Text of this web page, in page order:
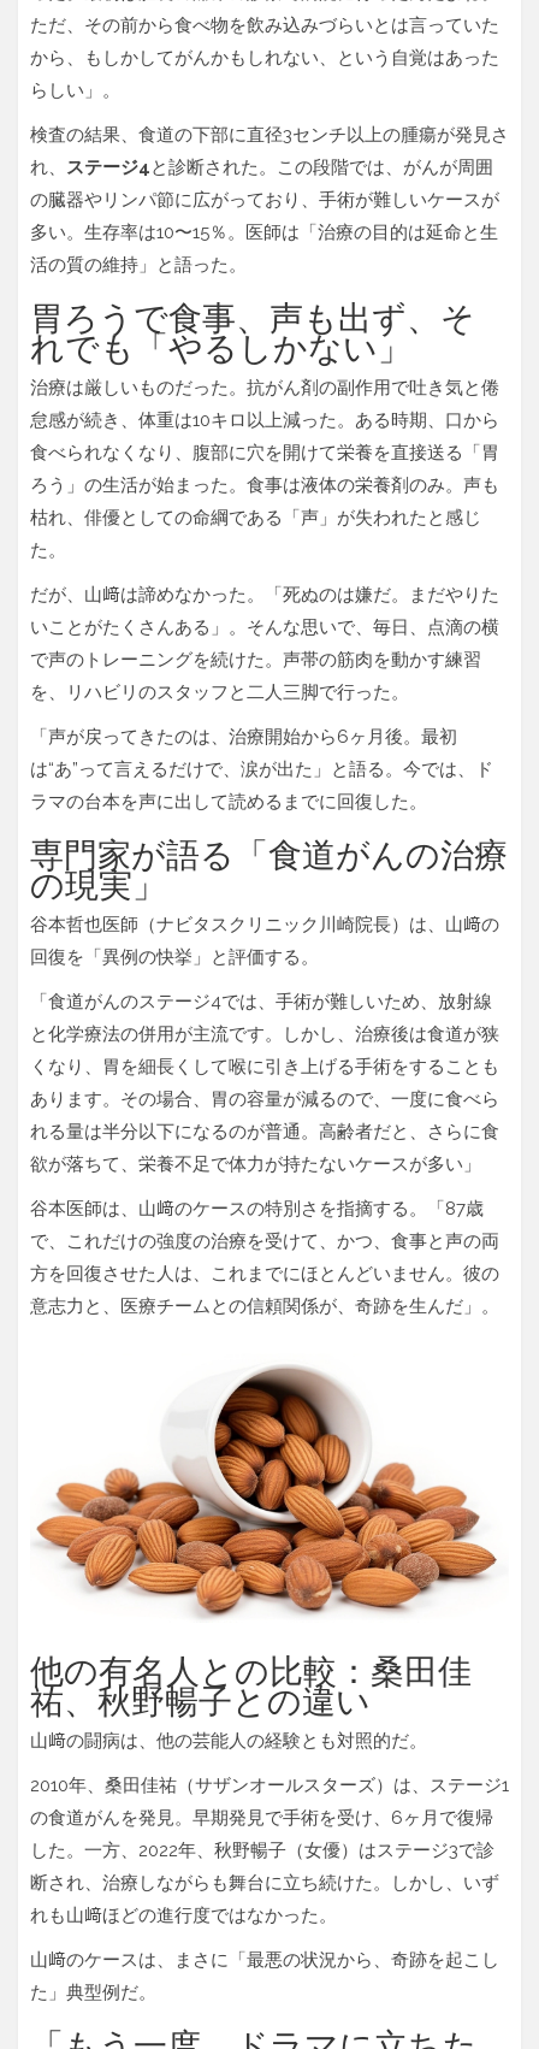
ただ、その前から食べ物を飲み込みづらいとは言っていた
から、もしかしてがんかもしれない、という自覚はあった
らしい」。
検査の結果、食道の下部に直径3センチ以上の腫瘍が発見さ
れ、 ステージ4と診断された。この段階では、がんが周囲
の臓器やリンパ節に広がっており、手術が難しいケースが
多い。生存率は10〜15％。医師は「治療の目的は延命と生
活の質の維持」と語った。
胃ろうで食事、声も出ず、そ
れでも「やるしかない」
治療は厳しいものだった。抗がん剤の副作用で吐き気と倦
怠感が続き、体重は10キロ以上減った。ある時期、口から
食べられなくなり、腹部に穴を開けて栄養を直接送る「胃
ろう」の生活が始まった。食事は液体の栄養剤のみ。声も
枯れ、俳優としての命綱である「声」が失われたと感じ
た。
だが、山﨑は諦めなかった。「死ぬのは嫌だ。まだやりた
いことがたくさんある」。そんな思いで、毎日、点滴の横
で声のトレーニングを続けた。声帯の筋肉を動かす練習
を、リハビリのスタッフと二人三脚で行った。
「声が戻ってきたのは、治療開始から6ヶ月後。最初
は“あ”って言えるだけで、涙が出た」と語る。今では、ド
ラマの台本を声に出して読めるまでに回復した。
専門家が語る「食道がんの治療
の現実」
谷本哲也医師（ナビタスクリニック川崎院長）は、山﨑の
回復を「異例の快挙」と評価する。
「食道がんのステージ4では、手術が難しいため、放射線
と化学療法の併用が主流です。しかし、治療後は食道が狭
くなり、胃を細長くして喉に引き上げる手術をすることも
あります。その場合、胃の容量が減るので、一度に食べら
れる量は半分以下になるのが普通。高齢者だと、さらに食
欲が落ちて、栄養不足で体力が持たないケースが多い」
谷本医師は、山﨑のケースの特別さを指摘する。「87歳
で、これだけの強度の治療を受けて、かつ、食事と声の両
方を回復させた人は、これまでにほとんどいません。彼の
意志力と、医療チームとの信頼関係が、奇跡を生んだ」。
他の有名人との比較：桑田佳
祐、秋野暢子との違い
山﨑の闘病は、他の芸能人の経験とも対照的だ。
2010年、 桑田佳祐 （サザンオールスターズ）は、ステージ1
の食道がんを発見。早期発見で手術を受け、6ヶ月で復帰
した。一方、2022年、 秋野暢子 （女優）はステージ3で診
断され、治療しながらも舞台に立ち続けた。しかし、いず
れも山﨑ほどの進行度ではなかった。
山﨑のケースは、まさに「最悪の状況から、奇跡を起こし
た」典型例だ。